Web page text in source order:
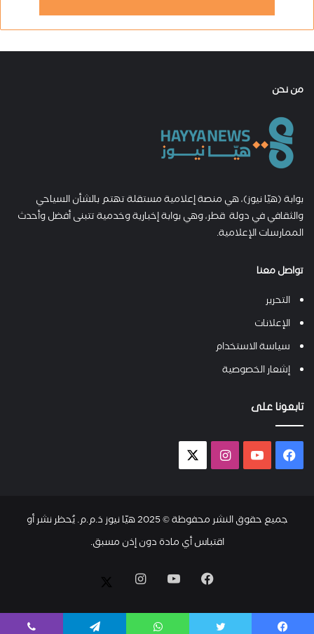
من نحن
بوابة (هيّا نيوز)، هي منصة إعلامية مستقلة تهتم بالشأن السياحي
والثقافي في دولة قطر، وهي بوابة إخبارية وخدمية تتبنى أفضل وأحدث
الممارسات الإعلامية.
تواصل معنا
التحرير
الإعلانات
سياسة الاستخدام
إشعار الخصوصية
تابعونا على
فيسبوك يوتيوب انستقرام
جميع حقوق النشر محفوظة © 2025 هيّا نيوز ذ.م.م. يُحظر نشر أو
اقتباس أي مادة دون إذن مسبق.
فيسبوك يوتيوب انستقرام
twitter